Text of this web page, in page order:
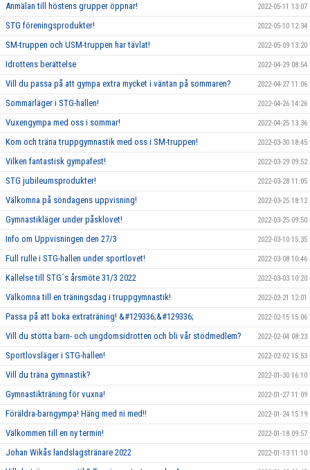
Anmälan till höstens grupper öppnar! 2022-05-11 13:07
STG föreningsprodukter! 2022-05-10 12:34
SM-truppen och USM-truppen har tävlat! 2022-05-09 13:20
Idrottens berättelse 2022-04-29 08:54
Vill du passa på att gympa extra mycket i väntan på sommaren? 2022-04-27 11:06
Sommarläger i STG-hallen! 2022-04-26 14:26
Vuxengympa med oss i sommar! 2022-04-25 13:36
Kom och träna truppgymnastik med oss i SM-truppen! 2022-03-30 18:45
Vilken fantastisk gympafest! 2022-03-29 09:52
STG jubileumsprodukter! 2022-03-28 11:05
Välkomna på söndagens uppvisning! 2022-03-25 18:12
Gymnastikläger under påsklovet! 2022-03-25 09:50
Info om Uppvisningen den 27/3 2022-03-10 15:35
Full rulle i STG-hallen under sportlovet! 2022-03-08 10:46
Kallelse till STG´s årsmöte 31/3 2022 2022-03-03 10:20
Välkomna till en träningsdag i truppgymnastik! 2022-02-21 12:01
Passa på att boka extraträning! &#129336;&#129336; 2022-02-15 15:06
Vill du stötta barn- och ungdomsidrotten och bli vår stödmedlem? 2022-02-04 08:23
Sportlovsläger i STG-hallen! 2022-02-02 15:53
Vill du träna gymnastik? 2022-01-30 16:10
Gymnastikträning för vuxna! 2022-01-27 11:09
Föräldra-barngympa! Häng med ni med!! 2022-01-24 15:19
Välkommen till en ny termin! 2022-01-18 09:57
Johan Wikås landslagstränare 2022 2022-01-13 11:10